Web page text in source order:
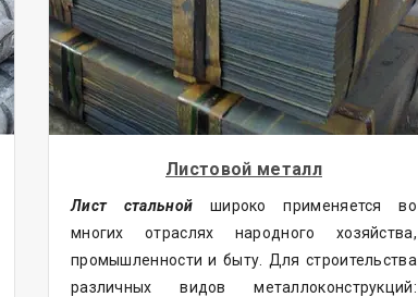
Листовой металл
Лист стальной широко применяется во
многих отраслях народного хозяйства,
промышленности и быту. Для строительства
различных видов металлоконструкций: